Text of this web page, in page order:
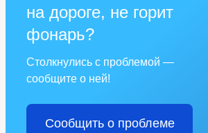
на дороге, не горит
фонарь?
Столкнулись с проблемой —
сообщите о ней!
Сообщить о проблеме